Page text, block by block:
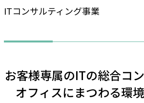
ITコンサルティング事業
お客様専属のITの総合コン
オフィスにまつわる環境